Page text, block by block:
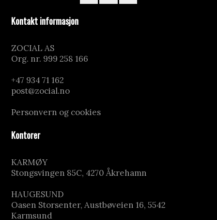
Kontakt informasjon
ZOCIAL AS
Org. nr. 999 258 166
+47 934 71 162
post@zocial.no
Personvern og cookies
Kontorer
KARMØY
Stongsvingen 85C, 4270 Åkrehamn
HAUGESUND
Oasen Storsenter, Austbøveien 16, 5542
Karmsund